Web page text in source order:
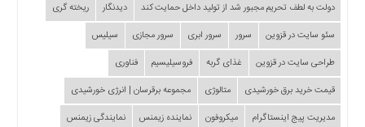
دولت به لطف تحریم مجبور شد از تولید داخل حمایت کند
دیدنگار
ریخته گری
سئو سایت در قزوین
سرور سرور ابری سرور مجازی
سیلیس
طراحی سایت در قزوین
غذای گربه فروسیلیسیم
فناوری
قیمت خرید برق خورشیدی
متالوژی
مجموعه برقرسان | انرژی خورشیدی
مدیریت پیج اینستاگرام
میکروفون نماینده زیمنس
نمایندگی زیمنس